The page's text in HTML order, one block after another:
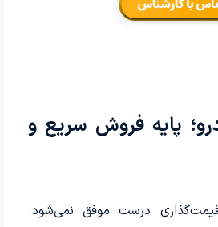
پایه فروش سریع و
درست موفق نمی‌شود.